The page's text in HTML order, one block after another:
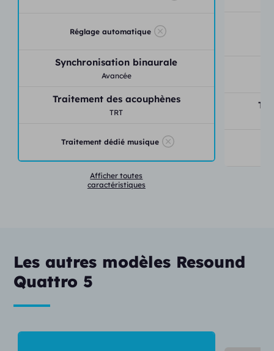
Réglage automatique
Synchronisation binaurale
Avancée
Traitement des acouphènes
TRT
Traitement dédié musique
Afficher toutes
caractéristiques
Les autres modèles Resound
Quattro 5